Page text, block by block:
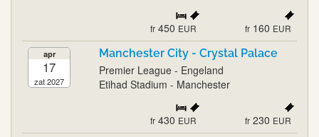
fr 450 EUR fr 160 EUR
apr
17
zat 2027
Manchester City - Crystal Palace
Premier League - Engeland
Etihad Stadium - Manchester
fr 430 EUR fr 230 EUR